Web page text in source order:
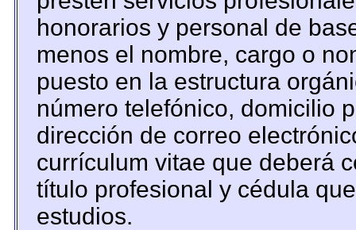
honorarios y personal de
menos el nombre, cargo o
puesto en la estructura
número telefónico, domicilio
dirección de correo
currículum vitae que deberá
título profesional y cédula
estudios.